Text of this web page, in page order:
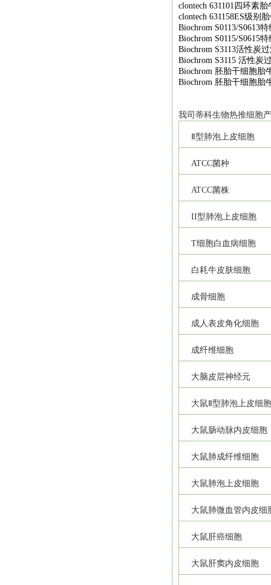
clontech 631101 四环素胎
clontech 631158ES级别
Biochrom S0113/S0613特
Biochrom S0115/S0615特
Biochrom S3113活性炭
Biochrom S3115 活性炭
Biochrom 胚胎干细胞胎
Biochrom 胚胎干细胞胎
我司 蒂科生物热推细胞
Ⅱ型肺泡上皮细胞
ATCC菌种
ATCC菌株
II型肺泡上皮细胞
T细胞白血病细胞
白耗牛皮肤细胞
成骨细胞
成人表皮角化细胞
成纤维细胞
大脑皮层神经元
大鼠Ⅱ型肺泡上皮细胞
大鼠肠动脉内皮细胞
大鼠肺成纤维细胞
大鼠肺泡上皮细胞
大鼠肺微血管内皮细
大鼠肝癌细胞
大鼠肝窦内皮细胞